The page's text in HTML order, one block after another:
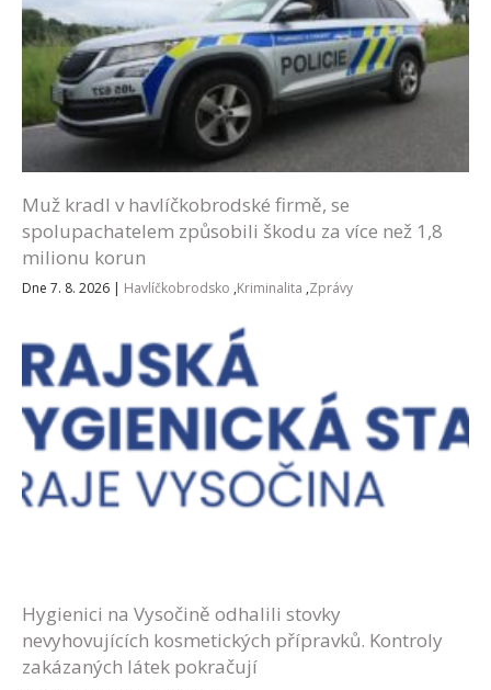
Muž kradl v havlíčkobrodské firmě, se
spolupachatelem způsobili škodu za více než 1,8
milionu korun
Dne 7. 8. 2026 | Havlíčkobrodsko ,Kriminalita ,Zprávy
Hygienici na Vysočině odhalili stovky
nevyhovujících kosmetických přípravků. Kontroly
zakázaných látek pokračují